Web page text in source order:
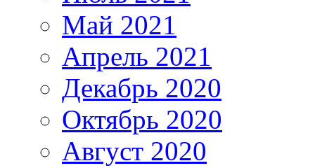
Май 2021
Апрель 2021
Декабрь 2020
Октябрь 2020
Август 2020